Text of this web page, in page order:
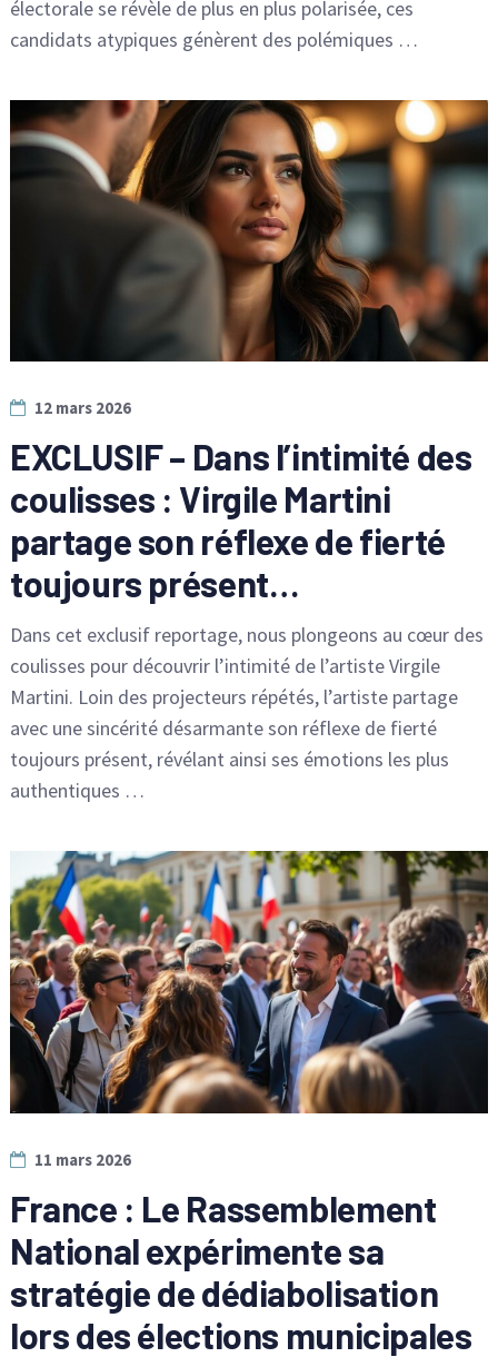
électorale se révèle de plus en plus polarisée, ces
candidats atypiques génèrent des polémiques …
12 mars 2026
EXCLUSIF – Dans l’intimité des
coulisses : Virgile Martini
partage son réflexe de fierté
toujours présent…
Dans cet exclusif reportage, nous plongeons au cœur des
coulisses pour découvrir l’intimité de l’artiste Virgile
Martini. Loin des projecteurs répétés, l’artiste partage
avec une sincérité désarmante son réflexe de fierté
toujours présent, révélant ainsi ses émotions les plus
authentiques …
11 mars 2026
France : Le Rassemblement
National expérimente sa
stratégie de dédiabolisation
lors des élections municipales